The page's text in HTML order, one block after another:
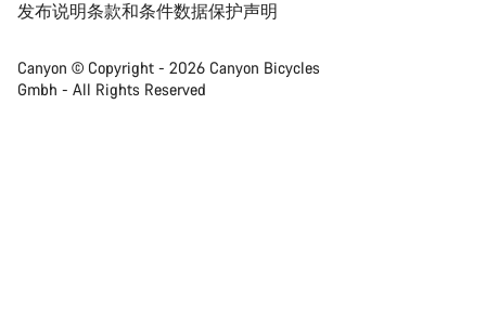
发布说明条款和条件数据保护声明
Canyon © Copyright - 2026 Canyon Bicycles
Gmbh - All Rights Reserved